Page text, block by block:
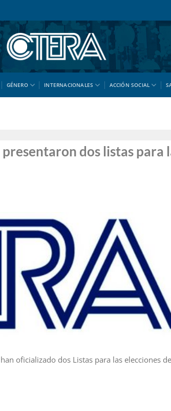
GÉNERO INTERNACIONALES ACCIÓN SOCIAL
dos listas para
oficializado dos Listas para las elecciones de